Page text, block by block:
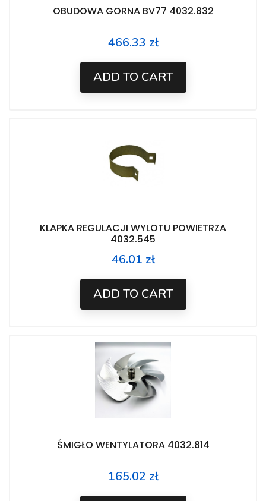
OBUDOWA GORNA BV77 4032.832
Price
466.33 zł
ADD TO CART
KLAPKA REGULACJI WYLOTU POWIETRZA
4032.545
Price
46.01 zł
ADD TO CART
ŚMIGŁO WENTYLATORA 4032.814
Price
165.02 zł